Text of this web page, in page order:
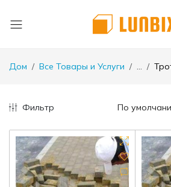
Дом Все Товары и Услуги ...
Фильтр По